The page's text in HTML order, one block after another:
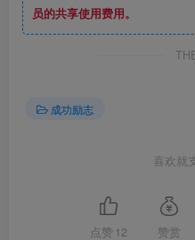
员的共享使用费用。
成功励志
喜欢就
点赞 12 赞赏